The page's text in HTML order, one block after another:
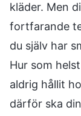
kläder. Men
fortfarande
du själv har
Hur som
aldrig hållit
därför ska